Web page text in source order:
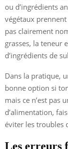
ou d’ingrédients
végétaux
pas clairement
grasses, la teneur
d’ingrédients de
Dans la pratique,
bonne option si
mais ce n’est pas
d’alimentation,
éviter les troubles
Les erreurs